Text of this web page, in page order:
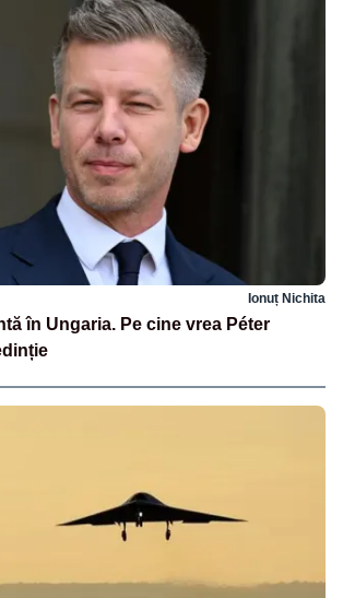
Ionuț Nichita
în Ungaria. Pe cine vrea Péter